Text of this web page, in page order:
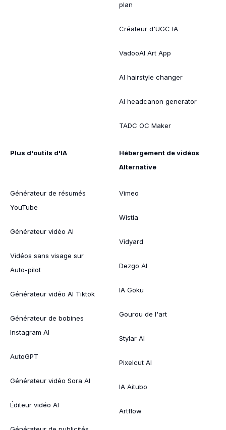
plan
Créateur d'UGC IA
VadooAI Art App
AI hairstyle changer
AI headcanon generator
TADC OC Maker
Plus d'outils d'IA
Générateur de résumés
YouTube
Générateur vidéo AI
Vidéos sans visage sur
Auto-pilot
Générateur vidéo AI Tiktok
Générateur de bobines
Instagram AI
AutoGPT
Générateur vidéo Sora AI
Éditeur vidéo AI
Hébergement de vidéos
Alternative
Vimeo
Wistia
Vidyard
Dezgo AI
IA Goku
Gourou de l'art
Stylar AI
Pixelcut AI
IA Aitubo
Artflow